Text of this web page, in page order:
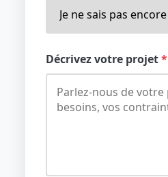
Décrivez votre projet*